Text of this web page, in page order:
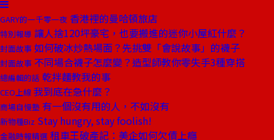
GARY的一千零一夜 香港裡的曼哈頓旅店
特別報導 讓人捨120坪豪宅，也要搬進的迷你小屋紅什麼？
封面故事 如何破冰炒熱場面？先挑雙「會說故事」的襪子
封面故事 不同場合襪子怎麼變？造型師教你零失手3種穿搭
總編輯的話 乾拌麵教我的事
CEO上線 我到底在急什麼？
商場自慢塾 有一個沒有用的人，不如沒有
新物種Biz Stay hungry, stay foolish!
金融時報精選 租車王破產記：美企如何欠債上癮